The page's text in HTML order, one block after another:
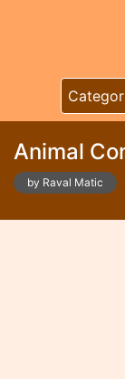
Animal
by Raval Matic